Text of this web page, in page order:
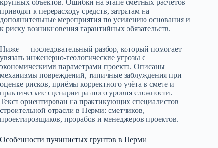
крупных объектов. Ошибки на этапе сметных расчётов
приводят к перерасходу средств, затратам на
дополнительные мероприятия по усилению основания и
к риску возникновения гарантийных обязательств.
Ниже — последовательный разбор, который помогает
увязать инженерно‑геологические угрозы с
экономическими параметрами проекта. Описаны
механизмы повреждений, типичные заблуждения при
оценке рисков, приёмы корректного учёта в смете и
практические сценарии разного уровня сложности.
Текст ориентирован на практикующих специалистов
строительной отрасли в Перми: сметчиков,
проектировщиков, прорабов и менеджеров проектов.
Особенности пучинистых грунтов в Перми